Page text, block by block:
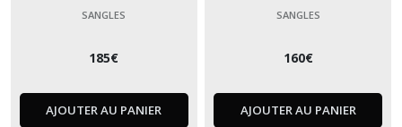
SANGLES
185€
AJOUTER AU PANIER
SANGLES
160€
AJOUTER AU PANIER